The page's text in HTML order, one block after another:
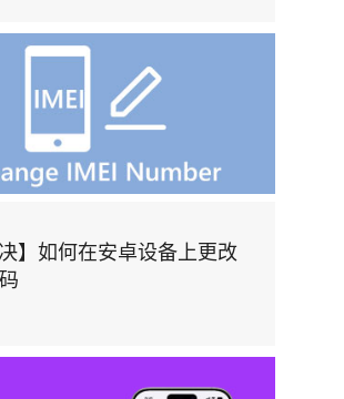
决】如何在安卓设备上更改